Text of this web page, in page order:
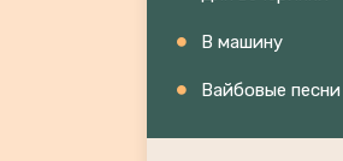
В машину
Вайбовые песни